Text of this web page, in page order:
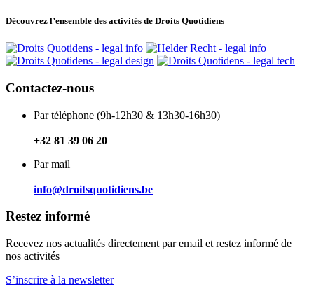
ou
adresse
e-
mail
vous
Découvrez l’ensemble des activités de Droits Quotidiens
Contactez-nous
Par téléphone (9h-12h30 & 13h30-16h30)
+32 81 39 06 20
Par mail
info@droitsquotidiens.be
Restez informé
Recevez nos actualités directement par email et restez informé de
nos activités
S’inscrire à la newsletter